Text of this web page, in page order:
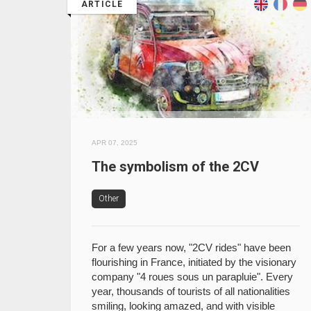
ARTICLE
APR 07, 2025
The symbolism of the 2CV
Other
For a few years now, "2CV rides" have been
flourishing in France, initiated by the visionary
company "4 roues sous un parapluie". Every
year, thousands of tourists of all nationalities
smiling, looking amazed, and with visible